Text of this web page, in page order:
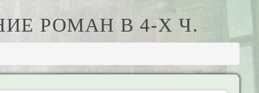
РОМАН В 4-Х Ч.